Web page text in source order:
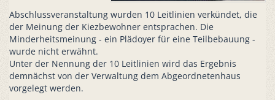
Abschlussveranstaltung wurden 10 Leitlinien verkündet, die
der Meinung der Kiezbewohner entsprachen. Die
Minderheitsmeinung - ein Plädoyer für eine Teilbebauung -
wurde nicht erwähnt.
Unter der Nennung der 10 Leitlinien wird das Ergebnis
demnächst von der Verwaltung dem Abgeordnetenhaus
vorgelegt werden.